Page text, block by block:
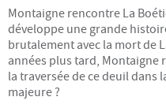
Droits Humains, solidarité
Écologie, environnement,
Montaigne rencontre La
développe une grande
brutalement avec la mort de
années plus tard, Montaigne
la traversée de ce deuil dans
majeure ?